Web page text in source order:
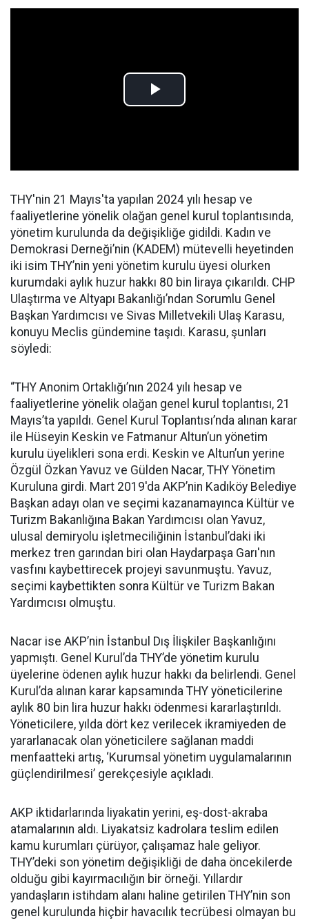
THY'nin 21 Mayıs'ta yapılan 2024 yılı hesap ve
faaliyetlerine yönelik olağan genel kurul toplantısında,
yönetim kurulunda da değişikliğe gidildi. Kadın ve
Demokrasi Derneği’nin (KADEM) mütevelli heyetinden
iki isim THY’nin yeni yönetim kurulu üyesi olurken
kurumdaki aylık huzur hakkı 80 bin liraya çıkarıldı. CHP
Ulaştırma ve Altyapı Bakanlığı’ndan Sorumlu Genel
Başkan Yardımcısı ve Sivas Milletvekili Ulaş Karasu,
konuyu Meclis gündemine taşıdı. Karasu, şunları
söyledi:
“THY Anonim Ortaklığı’nın 2024 yılı hesap ve
faaliyetlerine yönelik olağan genel kurul toplantısı, 21
Mayıs’ta yapıldı. Genel Kurul Toplantısı’nda alınan karar
ile Hüseyin Keskin ve Fatmanur Altun’un yönetim
kurulu üyelikleri sona erdi. Keskin ve Altun’un yerine
Özgül Özkan Yavuz ve Gülden Nacar, THY Yönetim
Kuruluna girdi. Mart 2019'da AKP’nin Kadıköy Belediye
Başkan adayı olan ve seçimi kazanamayınca Kültür ve
Turizm Bakanlığına Bakan Yardımcısı olan Yavuz,
ulusal demiryolu işletmeciliğinin İstanbul’daki iki
merkez tren garından biri olan Haydarpaşa Garı'nın
vasfını kaybettirecek projeyi savunmuştu. Yavuz,
seçimi kaybettikten sonra Kültür ve Turizm Bakan
Yardımcısı olmuştu.
Nacar ise AKP’nin İstanbul Dış İlişkiler Başkanlığını
yapmıştı. Genel Kurul’da THY’de yönetim kurulu
üyelerine ödenen aylık huzur hakkı da belirlendi. Genel
Kurul’da alınan karar kapsamında THY yöneticilerine
aylık 80 bin lira huzur hakkı ödenmesi kararlaştırıldı.
Yöneticilere, yılda dört kez verilecek ikramiyeden de
yararlanacak olan yöneticilere sağlanan maddi
menfaatteki artış, ‘Kurumsal yönetim uygulamalarının
güçlendirilmesi’ gerekçesiyle açıkladı.
AKP iktidarlarında liyakatin yerini, eş-dost-akraba
atamalarının aldı. Liyakatsiz kadrolara teslim edilen
kamu kurumları çürüyor, çalışamaz hale geliyor.
THY’deki son yönetim değişikliği de daha öncekilerde
olduğu gibi kayırmacılığın bir örneği. Yıllardır
yandaşların istihdam alanı haline getirilen THY’nin son
genel kurulunda hiçbir havacılık tecrübesi olmayan bu